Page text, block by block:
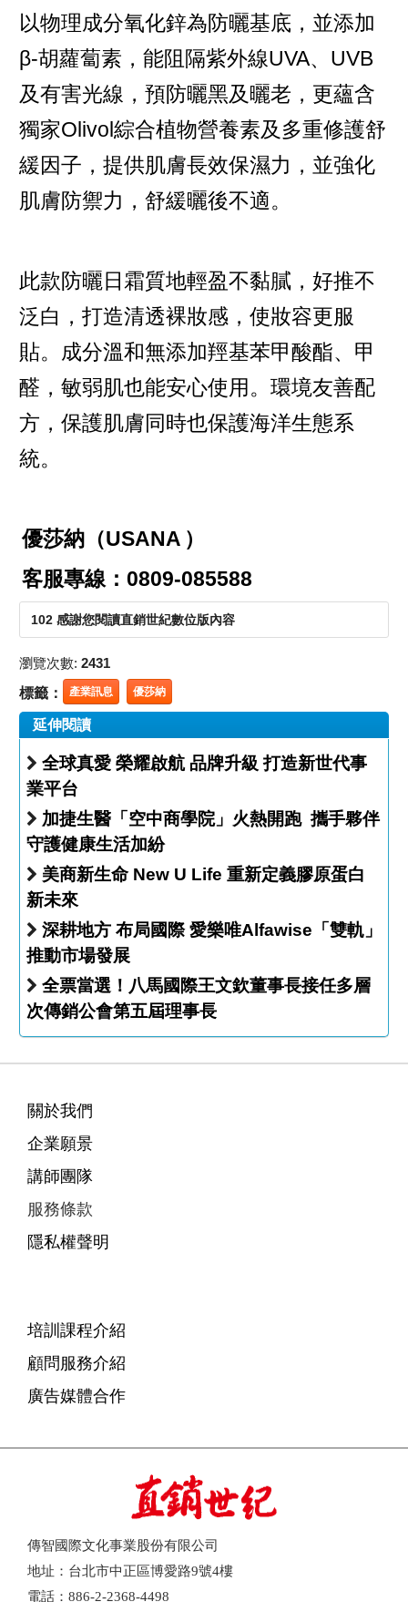
以物理成分氧化鋅為防曬基底，並添加
β-胡蘿蔔素，能阻隔紫外線UVA、UVB
及有害光線，預防曬黑及曬老，更蘊含
獨家Olivol綜合植物營養素及多重修護舒
緩因子，提供肌膚長效保濕力，並強化
肌膚防禦力，舒緩曬後不適。
此款防曬日霜質地輕盈不黏膩，好推不
泛白，打造清透裸妝感，使妝容更服
貼。成分溫和無添加羥基苯甲酸酯、甲
醛，敏弱肌也能安心使用。環境友善配
方，保護肌膚同時也保護海洋生態系
統。
優莎納（USANA ）
客服專線：0809-085588
102 感謝您閱讀直銷世紀數位版內容
瀏覽次數: 2431
標籤： 產業訊息 優莎納
延伸閱讀
全球真愛 榮耀啟航 品牌升級 打造新世代事
業平台
加捷生醫「空中商學院」火熱開跑 攜手夥伴
守護健康生活加紛
美商新生命 New U Life 重新定義膠原蛋白
新未來
深耕地方 布局國際 愛樂唯Alfawise「雙軌」
推動市場發展
全票當選！八馬國際王文欽董事長接任多層
次傳銷公會第五屆理事長
關於我們
企業願景
講師團隊
服務條款
隱私權聲明
培訓課程介紹
顧問服務介紹
廣告媒體合作
傳智國際文化事業股份有限公司
地址：台北市中正區博愛路9號4樓
電話：886-2-2368-4498